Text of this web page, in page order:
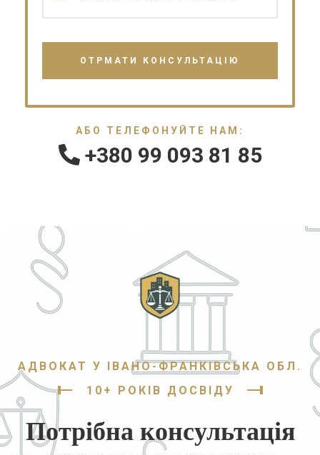
АБО ТЕЛЕФОНУЙТЕ НАМ:
+380 99 093 81 85
АДВОКАТ У ІВАНО-ФРАНКІВСЬКА ОБЛ.
10+ РОКІВ ДОСВІДУ
Потрібна консультація